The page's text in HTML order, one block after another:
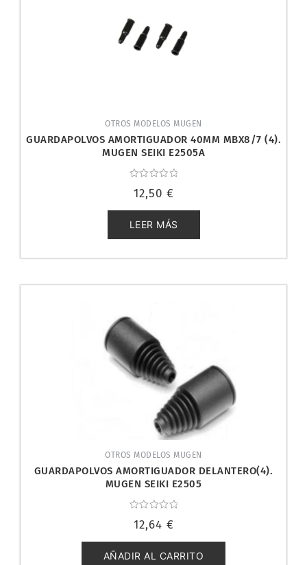
OTROS MODELOS MUGEN
GUARDAPOLVOS AMORTIGUADOR 40MM MBX8/7 (4).
MUGEN SEIKI E2505A
con
de
5
12,50 €
LEER MÁS
OTROS MODELOS MUGEN
GUARDAPOLVOS AMORTIGUADOR DELANTERO(4).
MUGEN SEIKI E2505
con
de
5
12,64 €
AÑADIR AL CARRITO